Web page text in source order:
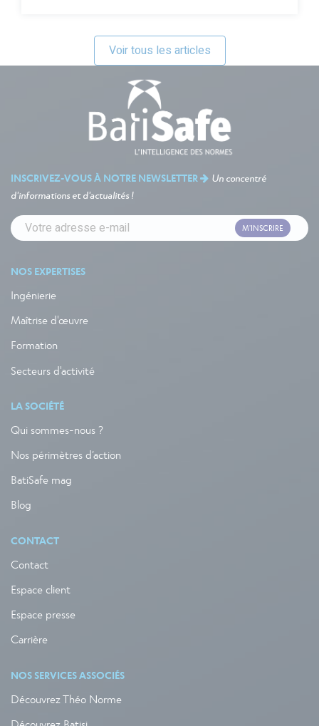
Voir tous les articles
INSCRIVEZ-VOUS À NOTRE NEWSLETTER
Un concentré
d'informations et d'actualités !
M'INSCRIRE
NOS EXPERTISES
Ingénierie
Maîtrise d'œuvre
Formation
Secteurs d'activité
LA SOCIÉTÉ
Qui sommes-nous ?
Nos périmètres d’action
BatiSafe mag
Blog
CONTACT
Contact
Espace client
Espace presse
Carrière
NOS SERVICES ASSOCIÉS
Découvrez Théo Norme